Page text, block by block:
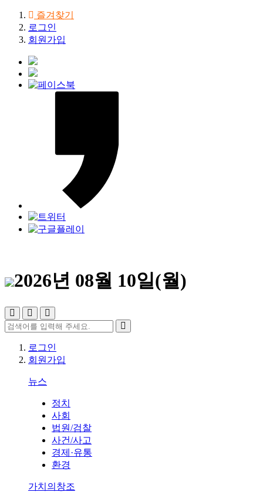
즐겨찾기
로그인
회원가입
2026년 08월 10일(월)
로그인
회원가입
뉴스
정치
사회
법원/검찰
사건/사고
경제·유통
환경
가치의창조